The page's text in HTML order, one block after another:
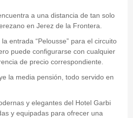
a una distancia de tan solo
en Jerez de la Frontera.
entrada “Pelousse” para el circuito
puede configurarse con cualquier
de precio correspondiente.
la media pensión, todo servido en
y elegantes del Hotel Garbi
y equipadas para ofrecer una